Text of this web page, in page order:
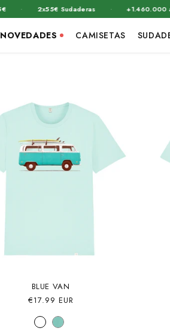
· 2x55€ Sudaderas · +1.460.000
NOVEDADES CAMISETAS
BLUE VAN
Precio
€17.99 EUR